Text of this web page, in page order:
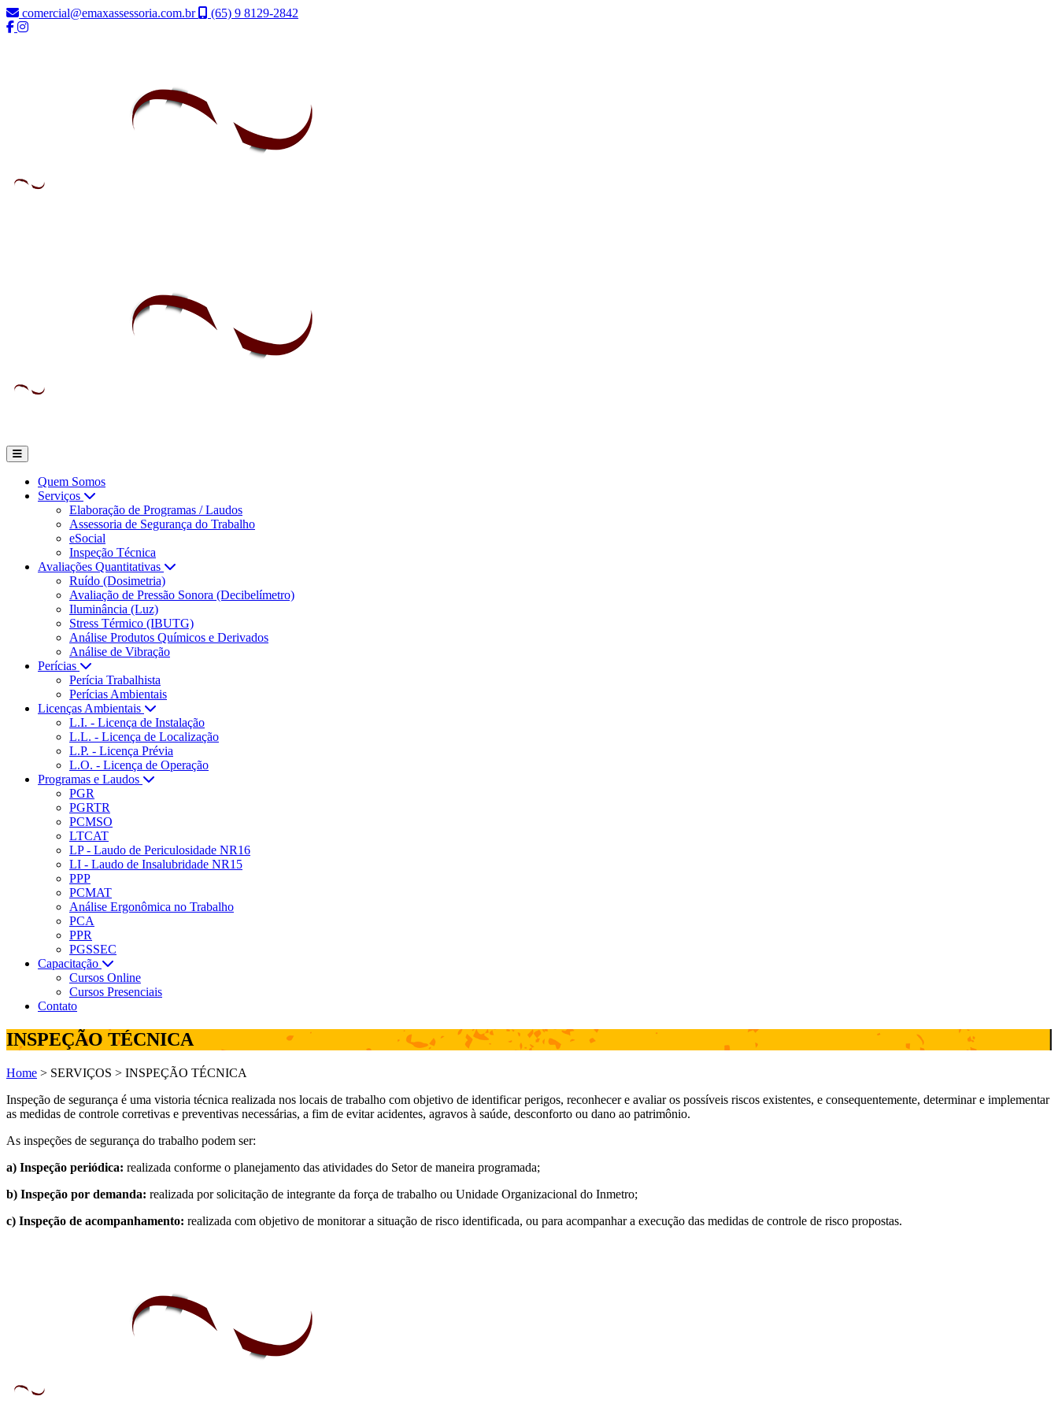
comercial@emaxassessoria.com.br (65) 9 8129-2842
Quem Somos
Serviços
Elaboração de Programas / Laudos
Assessoria de Segurança do Trabalho
eSocial
Inspeção Técnica
Avaliações Quantitativas
Ruído (Dosimetria)
Avaliação de Pressão Sonora (Decibelímetro)
Iluminância (Luz)
Stress Térmico (IBUTG)
Análise Produtos Químicos e Derivados
Análise de Vibração
Perícias
Perícia Trabalhista
Perícias Ambientais
Licenças Ambientais
L.I. - Licença de Instalação
L.L. - Licença de Localização
L.P. - Licença Prévia
L.O. - Licença de Operação
Programas e Laudos
PGR
PGRTR
PCMSO
LTCAT
LP - Laudo de Periculosidade NR16
LI - Laudo de Insalubridade NR15
PPP
PCMAT
Análise Ergonômica no Trabalho
PCA
PPR
PGSSEC
Capacitação
Cursos Online
Cursos Presenciais
Contato
INSPEÇÃO TÉCNICA
Home > SERVIÇOS > INSPEÇÃO TÉCNICA
Inspeção de segurança é uma vistoria técnica realizada nos locais de trabalho com objetivo de identificar perigos, reconhecer e avaliar os possíveis riscos existentes, e consequentemente, determinar e implementar
as medidas de controle corretivas e preventivas necessárias, a fim de evitar acidentes, agravos à saúde, desconforto ou dano ao patrimônio.
As inspeções de segurança do trabalho podem ser:
a) Inspeção periódica: realizada conforme o planejamento das atividades do Setor de maneira programada;
b) Inspeção por demanda: realizada por solicitação de integrante da força de trabalho ou Unidade Organizacional do Inmetro;
c) Inspeção de acompanhamento: realizada com objetivo de monitorar a situação de risco identificada, ou para acompanhar a execução das medidas de controle de risco propostas.